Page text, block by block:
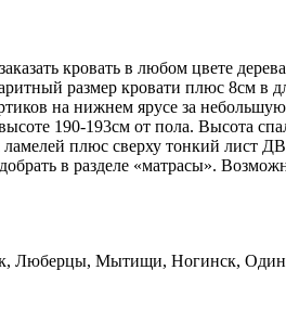
кровать в любом цвете
размер кровати плюс 8см в
на нижнем ярусе за
190-193см от пола. Высота
плюс сверху тонкий лист
в разделе «матрасы».
Люберцы, Мытищи, Ногинск,